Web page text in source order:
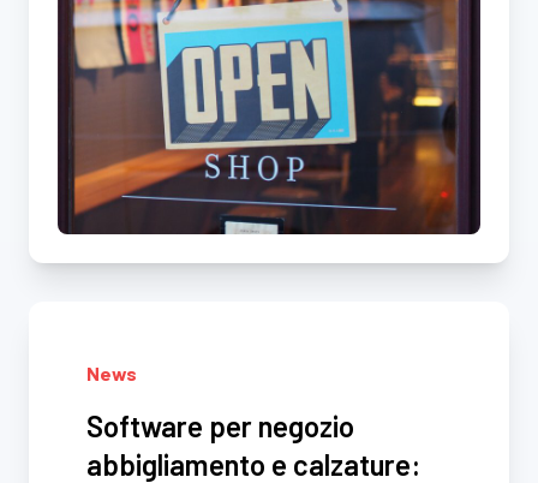
News
Software per negozio
abbigliamento e calzature: